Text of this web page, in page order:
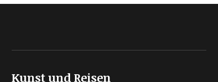
Kunst und Reisen